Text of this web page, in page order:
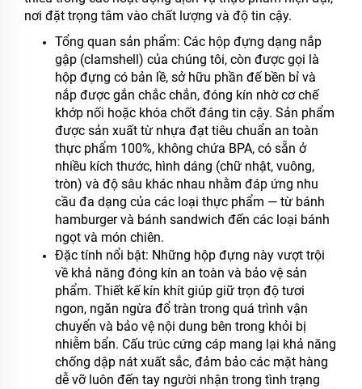
nơi đặt trọng tâm vào chất lượng và độ tin cậy.
Tổng quan sản phẩm: Các hộp đựng dạng nắp
gập (clamshell) của chúng tôi, còn được gọi là
hộp đựng có bản lề, sở hữu phần đế bền bỉ và
nắp được gắn chắc chắn, đóng kín nhờ cơ chế
khớp nối hoặc khóa chốt đáng tin cậy. Sản phẩm
được sản xuất từ nhựa đạt tiêu chuẩn an toàn
thực phẩm 100%, không chứa BPA, có sẵn ở
nhiều kích thước, hình dáng (chữ nhật, vuông,
tròn) và độ sâu khác nhau nhằm đáp ứng nhu
cầu đa dạng của các loại thực phẩm — từ bánh
hamburger và bánh sandwich đến các loại bánh
ngọt và món chiên.
Đặc tính nổi bật: Những hộp đựng này vượt trội
về khả năng đóng kín an toàn và bảo vệ sản
phẩm. Thiết kế kín khít giúp giữ trọn độ tươi
ngon, ngăn ngừa đổ tràn trong quá trình vận
chuyển và bảo vệ nội dung bên trong khỏi bị
nhiễm bẩn. Cấu trúc cứng cáp mang lại khả năng
chống dập nát xuất sắc, đảm bảo các mặt hàng
dễ vỡ luôn đến tay người nhận trong tình trạng